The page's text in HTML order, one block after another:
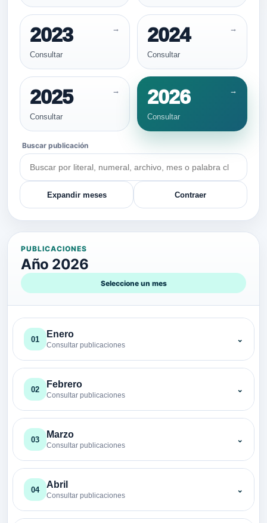
2023
Consultar
2024
Consultar
2025
Consultar
2026
Consultar
Buscar publicación
Expandir meses Contraer
PUBLICACIONES
Año 2026
Seleccione un mes
01 Enero
Consultar publicaciones
⌄
02 Febrero
Consultar publicaciones
⌄
03 Marzo
Consultar publicaciones
⌄
04 Abril
Consultar publicaciones
⌄